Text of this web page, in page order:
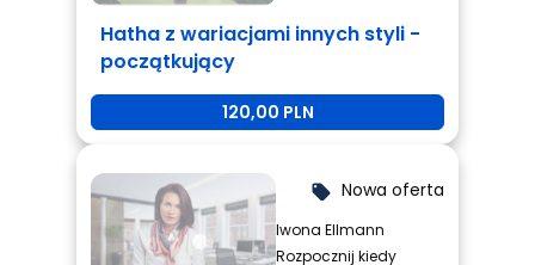
Hatha z wariacjami innych styli -
początkujący
120,00 PLN
local_offer Nowa oferta
Iwona Ellmann
Rozpocznij kiedy